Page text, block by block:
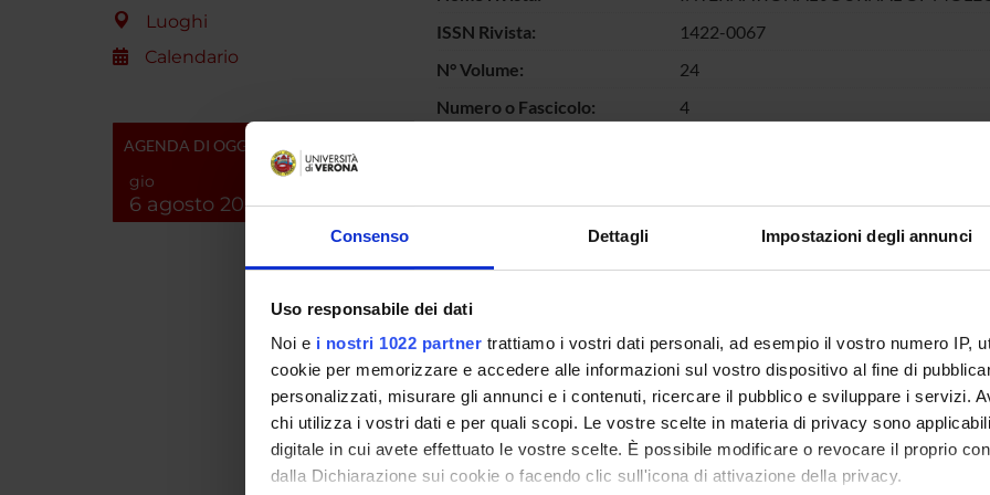
Consenso Dettagli Impostazioni degli annunci
Uso responsabile dei dati
Noi e i nostri 1022 partner trattiamo i vostri dati personali, ad esempio il vostro numero IP,
cookie per memorizzare e accedere alle informazioni sul vostro dispositivo al fine di
personalizzati, misurare gli annunci e i contenuti, ricercare il pubblico e sviluppare i servizi.
chi utilizza i vostri dati e per quali scopi. Le vostre scelte in materia di privacy sono
digitale in cui avete effettuato le vostre scelte. È possibile modificare o revocare il proprio
dalla Dichiarazione sui cookie o facendo clic sull'icona di attivazione della privacy.
Luoghi
Calendario
AGENDA DI OGGI
gio
6 agosto 2026
ISSN Rivista:
1422-0067
N° Volume:
24
Numero o Fascicolo:
4
gyrate atrophy of choroid and retina;
pathogenic variants; pyridoxal 5′-
Breve descrizione dei
contenuti:
Deficit of human ornithine
pyridoxal-5'-phosphate (PLP) enzyme,
(GA). Although 70 pathogenic
phenotypes are known. Here, we
G51D, G121D, R154L, Y158S, T181M,
located at the monomer-monomer
structure, and changes in tertiary
The impact on these features is less
mapping to the N-terminal segment of
and Pro199 belonging to the large
values of monomer-monomer binding